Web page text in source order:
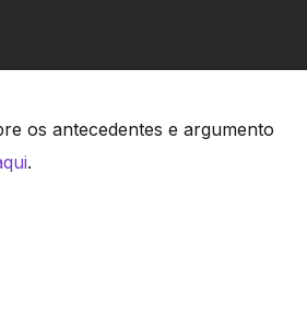
os antecedentes e argumento
.